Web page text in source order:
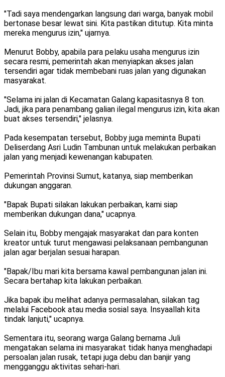
"Tadi saya mendengarkan langsung dari warga, banyak mobil
bertonase besar lewat sini. Kita pastikan ditutup. Kita minta
mereka mengurus izin," ujarnya.
Menurut Bobby, apabila para pelaku usaha mengurus izin
secara resmi, pemerintah akan menyiapkan akses jalan
tersendiri agar tidak membebani ruas jalan yang digunakan
masyarakat.
"Selama ini jalan di Kecamatan Galang kapasitasnya 8 ton.
Jadi, jika para penambang galian ilegal mengurus izin, kita akan
buat akses tersendiri," jelasnya.
Pada kesempatan tersebut, Bobby juga meminta Bupati
Deliserdang Asri Ludin Tambunan untuk melakukan perbaikan
jalan yang menjadi kewenangan kabupaten.
Pemerintah Provinsi Sumut, katanya, siap memberikan
dukungan anggaran.
"Bapak Bupati silakan lakukan perbaikan, kami siap
memberikan dukungan dana," ucapnya.
Selain itu, Bobby mengajak masyarakat dan para konten
kreator untuk turut mengawasi pelaksanaan pembangunan
jalan agar berjalan sesuai harapan.
"Bapak/Ibu mari kita bersama kawal pembangunan jalan ini.
Secara bertahap kita lakukan perbaikan.
Jika bapak ibu melihat adanya permasalahan, silakan tag
melalui Facebook atau media sosial saya. Insyaallah kita
tindak lanjuti," ucapnya.
Sementara itu, seorang warga Galang bernama Juli
mengatakan selama ini masyarakat tidak hanya menghadapi
persoalan jalan rusak, tetapi juga debu dan banjir yang
mengganggu aktivitas sehari-hari.